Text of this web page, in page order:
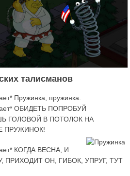
талисманов
Пружинка, пружинка.
ОБИДЕТЬ ПОПРОБУЙ
ГОЛОВОЙ В ПОТОЛОК НА
ПРУЖИНОК!
КОГДА ВЕСНА, И
ПРИХОДИТ ОН, ГИБОК, УПРУГ, ТУТ